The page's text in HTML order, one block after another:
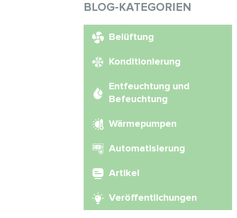
BLOG-KATEGORIEN
Belüftung
Konditionierung
Entfeuchtung und
Befeuchtung
Wärmepumpen
Automatisierung
Artikel
Veröffentlichungen